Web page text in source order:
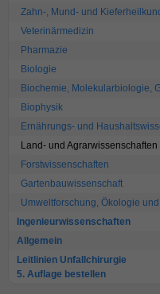
Zahn-, Mund- und
Veterinärmedizin
Pharmazie
Biologie
Biochemie, Molekularbiologie,
Biophysik
Ernährungs- und
Land- und Agrarwissenschaften
Forstwissenschaften
Gartenbauwissenschaft
Umweltforschung, Ökologie
Ingenieurwissenschaften
Allgemein
Leitlinien Unfallchirurgie
5. Auflage bestellen